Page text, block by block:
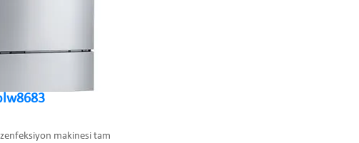
makinesi tam